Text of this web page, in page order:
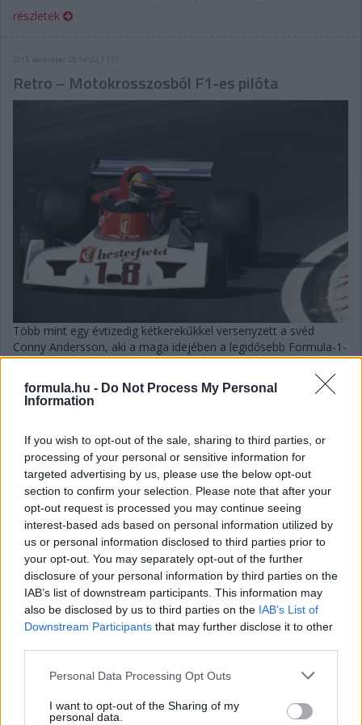
formula.hu - Do Not Process My Personal
Information
If you wish to opt-out of the sale, sharing to third parties, or
processing of your personal or sensitive information for
targeted advertising by us, please use the below opt-out
section to confirm your selection. Please note that after your
opt-out request is processed you may continue seeing
interest-based ads based on personal information utilized by
us or personal information disclosed to third parties prior to
your opt-out. You may separately opt-out of the further
disclosure of your personal information by third parties on the
IAB’s list of downstream participants. This information may
also be disclosed by us to third parties on the IAB’s List of
Downstream Participants that may further disclose it to other
Please note that this website/app uses one or more Google
not limited to your visit or usage behaviour. You may click to
Personal Data Processing Opt Outs
I want to opt-out of the Sharing of my
personal data.
részletek
2015. december 28. hétfő, 13:17
Retro – Motokrosszosból F1-es pilóta
Több mint egy évtizedig kétkerekűkkel versenyzett a svéd
Conny Andersson, aki a maga idejében a legidősebb Formula-1-
es újonc volt, és övé az egyik legrövidebb pályafutás is: öt
részletek
2015. november 28. szombat, 20:58
Retro – Világbajnokot szerződtet a Honda
Alonso és Button személyében 2015-ben két bajnokkal tért